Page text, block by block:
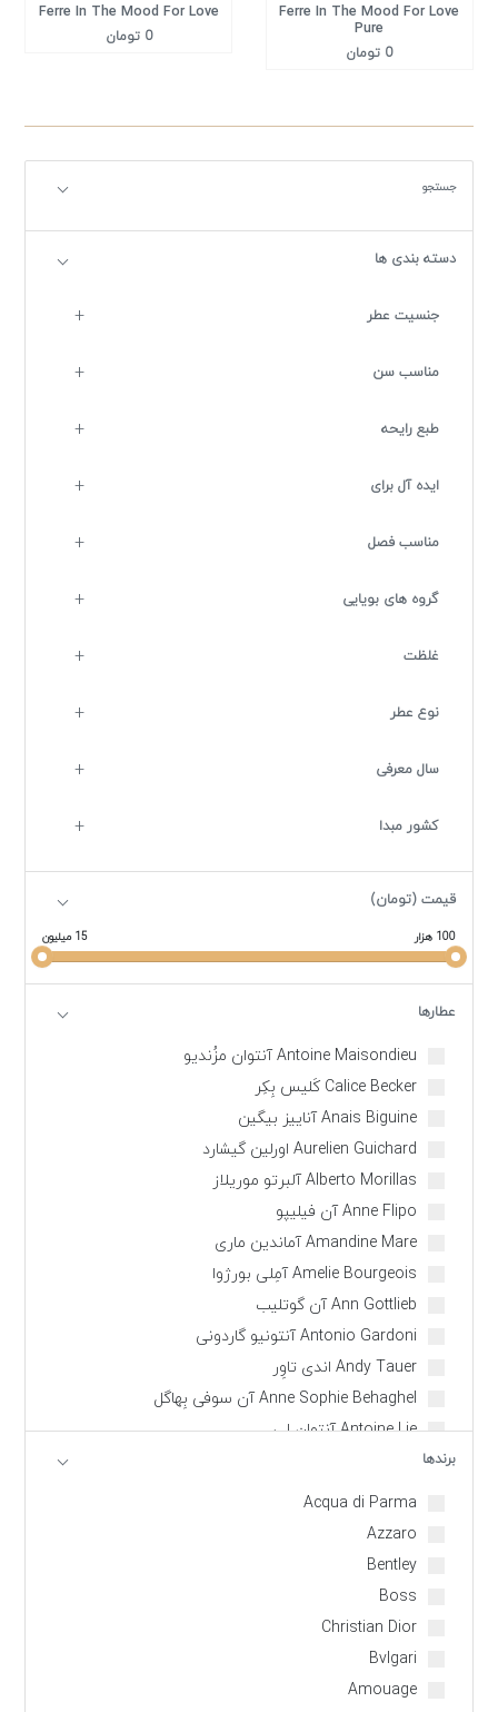
جستجو
دسته بندی ها
جنسیت عطر
مناسب سن
طبع رایحه
ایده آل برای
مناسب فصل
گروه های بویایی
غلظت
نوع عطر
سال معرفی
کشور مبدا
قیمت (تومان)
100 هزار 15 میلیون
عطارها
Antoine Maisondieu آنتوان مزُندیو
Calice Becker کَلیس بِکِر
Anais Biguine آناییز بیگین
Aurelien Guichard اورلین گیشارد
Alberto Morillas آلبرتو موریلاز
Anne Flipo آن فیلیپو
Amandine Mare آماندین ماری
Amelie Bourgeois آمِلی بورژوا
Ann Gottlieb آن گوتلیب
Antonio Gardoni آنتونیو گاردونی
Andy Tauer اندی تاوِر
Anne Sophie Behaghel آن سوفی بِهاگل
Antoine Lie آنتوان لی
Bertrand Duchaufour برتراند دوشافور
Carlos Benaim کارلوس بنیم
Christophe Raynaud کریستف رِینو
Christian Provenzano کریستین پِرُوِنزانو
Christine Nagel کریستین نَژِل
Clement Gavarry کِلِمُن گَوَری
Christopher Sheldrake کریستوفر شلدریک
برندها
Acqua di Parma
Azzaro
Bentley
Boss
Christian Dior
Bvlgari
Amouage
Ferre In The Mood For Love
Pure
0 تومان
Ferre In The Mood For Love
0 تومان